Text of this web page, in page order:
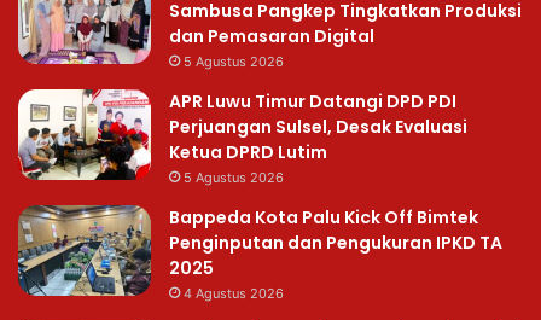
Sambusa Pangkep Tingkatkan Produksi
dan Pemasaran Digital
5 Agustus 2026
APR Luwu Timur Datangi DPD PDI
Perjuangan Sulsel, Desak Evaluasi
Ketua DPRD Lutim
5 Agustus 2026
Bappeda Kota Palu Kick Off Bimtek
Penginputan dan Pengukuran IPKD TA
2025
4 Agustus 2026